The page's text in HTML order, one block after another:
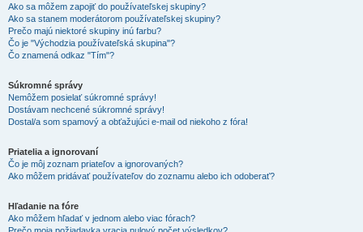
Ako sa môžem zapojiť do používateľskej skupiny?
Ako sa stanem moderátorom používateľskej skupiny?
Prečo majú niektoré skupiny inú farbu?
Čo je "Východzia používateľská skupina"?
Čo znamená odkaz "Tím"?
Súkromné správy
Nemôžem posielať súkromné správy!
Dostávam nechcené súkromné správy!
Dostal/a som spamový a obťažujúci e-mail od niekoho z fóra!
Priatelia a ignorovaní
Čo je môj zoznam priateľov a ignorovaných?
Ako môžem pridávať používateľov do zoznamu alebo ich odoberať?
Hľadanie na fóre
Ako môžem hľadať v jednom alebo viac fórach?